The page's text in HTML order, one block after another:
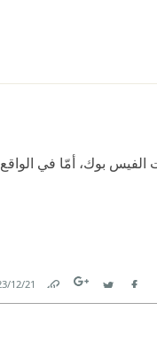
بوك، أمّا في الواقع
Facebook
Twitter
Link
21‏/12‏/2023